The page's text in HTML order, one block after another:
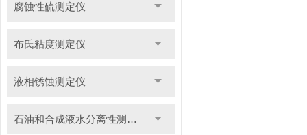
腐蚀性硫测定仪
布氏粘度测定仪
液相锈蚀测定仪
石油和合成液水分离性测定仪